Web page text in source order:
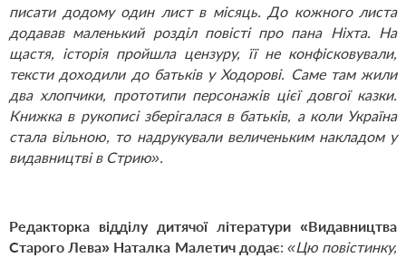
писати додому один лист в місяць. До кожного листа
додавав маленький розділ повісті про пана Ніхта. На
щастя, історія пройшла цензуру, її не конфісковували,
тексти доходили до батьків у Ходорові. Саме там жили
два хлопчики, прототипи персонажів цієї довгої казки.
Книжка в рукописі зберігалася в батьків, а коли Україна
стала вільною, то надрукували величеньким накладом у
видавництві в Стрию».
Редакторка відділу дитячої літератури «Видавництва
Старого Лева» Наталка Малетич додає: «Цю повістинку,